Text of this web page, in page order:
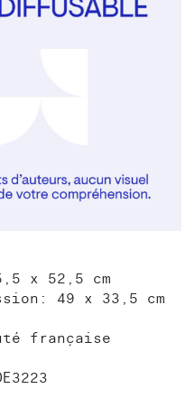
x 52,5 cm
49 x 33,5 cm
française